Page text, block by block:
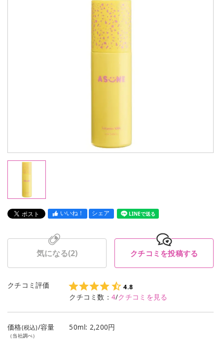
いいね！ シェア LINEで送る
気になる(2) クチコミを投稿する
クチコミ評価 4.8
クチコミ数： 4/クチコミを見る
価格(税込)/容量
（当社調べ）
50ml: 2,200円